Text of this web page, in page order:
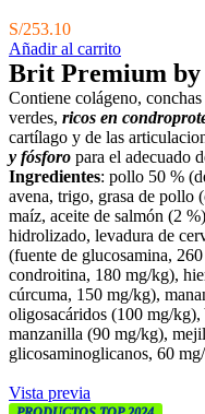
S/253.10
Añadir al carrito
Brit Premium
Contiene colágeno,
verdes, ricos en
cartílago y de las
y fósforo para el adecuado
Ingredientes: pollo 50 %
avena, trigo, grasa de pollo
maíz, aceite de salmón (2
hidrolizado, levadura de
(fuente de glucosamina,
condroitina, 180 mg/kg),
cúrcuma, 150 mg/kg),
oligosacáridos (100 mg/
manzanilla (90 mg/kg),
glicosaminoglicanos, 60
Vista previa